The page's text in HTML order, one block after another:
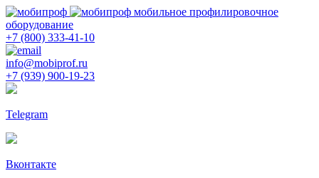
мобильное профилировочное
оборудование
+7 (800) 333-41-10
info@mobiprof.ru
+7 (939) 900-19-23
Telegram
Вконтакте